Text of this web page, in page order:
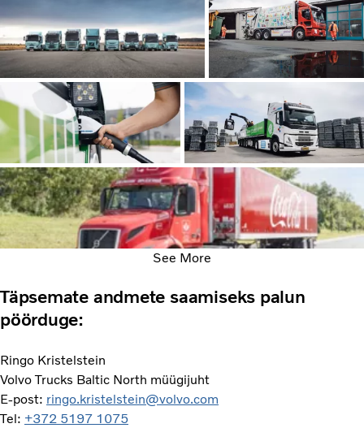
See More
Täpsemate andmete saamiseks palun
pöörduge:
Ringo Kristelstein
Volvo Trucks Baltic North müügijuht
E-post: ringo.kristelstein@volvo.com
Tel: +372 5197 1075